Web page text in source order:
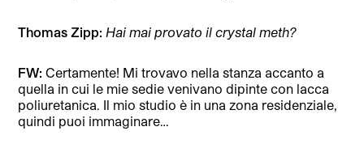
Thomas Zipp: Hai mai provato il crystal meth?
FW: Certamente! Mi trovavo nella stanza accanto a
quella in cui le mie sedie venivano dipinte con lacca
poliuretanica. Il mio studio è in una zona residenziale,
quindi puoi immaginare…